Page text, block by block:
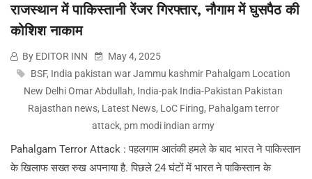
राजस्थान में पाकिस्तानी रेंजर गिरफ्तार, नौगाम में घुसपैठ की
कोशिश नाकाम
By EDITOR INN
May 4, 2025
BSF, India pakistan war Jammu kashmir Pahalgam Location
New Delhi Omar Abdullah, India-pak India-Pakistan Pakistan
Rajasthan news, Latest News, LoC Firing, Pahalgam terror
attack, pm modi indian army
Pahalgam Terror Attack : पहलगाम आतंकी हमले के बाद भारत ने पाकिस्तान
के खिलाफ सख्त रुख अपनाया है. पिछले 24 घंटों में भारत ने पाकिस्तान के